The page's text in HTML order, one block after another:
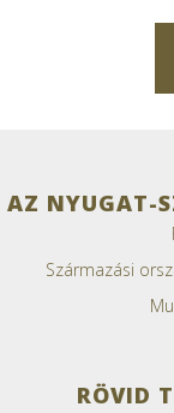
AZ NYUGAT-
Származási
RÖVID